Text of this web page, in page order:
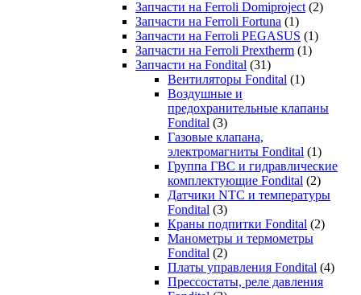
Запчасти на Ferroli Domiproject (2)
Запчасти на Ferroli Fortuna (1)
Запчасти на Ferroli PEGASUS (1)
Запчасти на Ferroli Prextherm (1)
Запчасти на Fondital (31)
Вентиляторы Fondital (1)
Воздушные и
предохранительные клапаны
Fondital (3)
Газовые клапана,
электромагниты Fondital (1)
Группа ГВС и гидравлические
комплектующие Fondital (2)
Датчики NTC и температуры
Fondital (3)
Краны подпитки Fondital (2)
Манометры и термометры
Fondital (2)
Платы управления Fondital (4)
Прессостаты, реле давления